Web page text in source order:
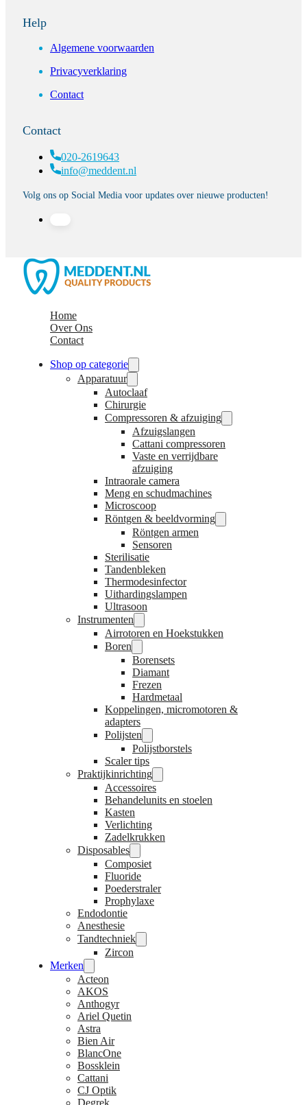
Help
Algemene voorwaarden
Privacyverklaring
Contact
Contact
020-2619643
info@meddent.nl
Volg ons op Social Media voor updates over nieuwe producten!
Home
Over Ons
Contact
Shop op categorie
Apparatuur
Autoclaaf
Chirurgie
Compressoren & afzuiging
Afzuigslangen
Cattani compressoren
Vaste en verrijdbare
afzuiging
Intraorale camera
Meng en schudmachines
Microscoop
Röntgen & beeldvorming
Röntgen armen
Sensoren
Sterilisatie
Tandenbleken
Thermodesinfector
Uithardingslampen
Ultrasoon
Instrumenten
Airrotoren en Hoekstukken
Boren
Borensets
Diamant
Frezen
Hardmetaal
Koppelingen, micromotoren &
adapters
Polijsten
Polijstborstels
Scaler tips
Praktijkinrichting
Accessoires
Behandelunits en stoelen
Kasten
Verlichting
Zadelkrukken
Disposables
Composiet
Fluoride
Poederstraler
Prophylaxe
Endodontie
Anesthesie
Tandtechniek
Zircon
Merken
Acteon
AKOS
Anthogyr
Ariel Quetin
Astra
Bien Air
BlancOne
Bossklein
Cattani
CJ Optik
Degrek